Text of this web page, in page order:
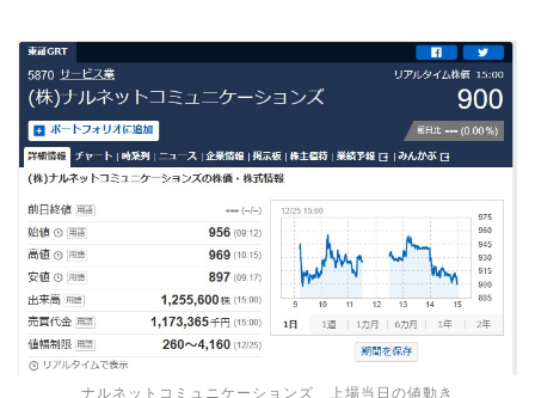
ナルネットコミュニケーションズ 上場当日の値動き